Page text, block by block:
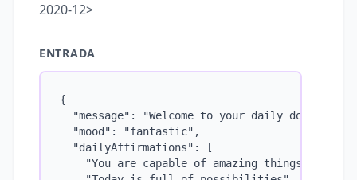
2020-12>
ENTRADA
{
"message": "Welcome to your daily dose of
  "mood": "fantastic",
  "dailyAffirmations": [
    "You are capable of amazing things",